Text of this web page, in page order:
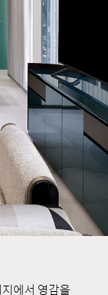
에서 영감을